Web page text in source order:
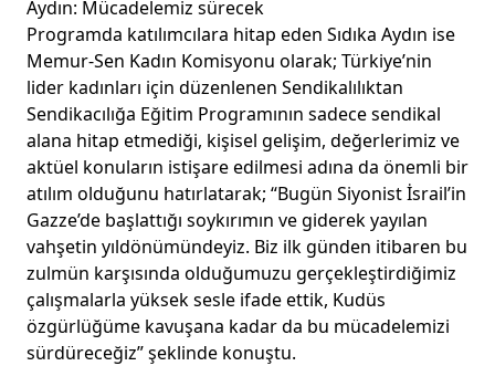
Aydın: Mücadelemiz sürecek
Programda katılımcılara hitap eden Sıdıka Aydın ise
Memur-Sen Kadın Komisyonu olarak; Türkiye’nin
lider kadınları için düzenlenen Sendikalılıktan
Sendikacılığa Eğitim Programının sadece sendikal
alana hitap etmediği, kişisel gelişim, değerlerimiz ve
aktüel konuların istişare edilmesi adına da önemli bir
atılım olduğunu hatırlatarak; “Bugün Siyonist İsrail’in
Gazze’de başlattığı soykırımın ve giderek yayılan
vahşetin yıldönümündeyiz. Biz ilk günden itibaren bu
zulmün karşısında olduğumuzu gerçekleştirdiğimiz
çalışmalarla yüksek sesle ifade ettik, Kudüs
özgürlüğüme kavuşana kadar da bu mücadelemizi
sürdüreceğiz” şeklinde konuştu.